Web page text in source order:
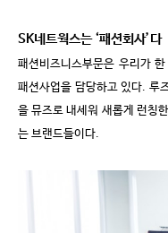
SK네트웍스는‘패션회사’다
패션비즈니스부문은 우리가
패션사업을 담당하고 있다. 루
을 뮤즈로 내세워 새롭게 런칭
는 브랜드들이다.